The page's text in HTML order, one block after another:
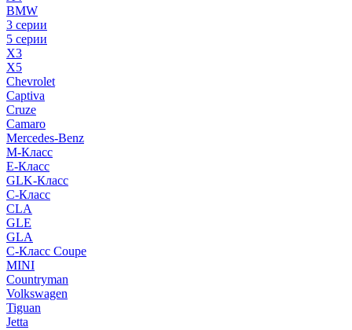
BMW
3 серии
5 серии
X3
X5
Chevrolet
Captiva
Cruze
Camaro
Mercedes-Benz
M-Класс
E-Класс
GLK-Класс
C-Класс
CLA
GLE
GLA
C-Класс Coupe
MINI
Countryman
Volkswagen
Tiguan
Jetta